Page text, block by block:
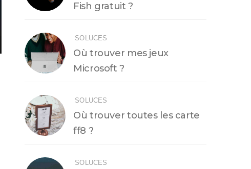
Fish gratuit ?
SOLUCES
Où trouver mes jeux
Microsoft ?
SOLUCES
Où trouver toutes les carte
ff8 ?
SOLUCES